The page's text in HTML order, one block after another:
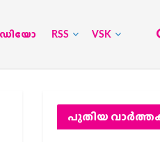
RSS VSK
പുതിയ